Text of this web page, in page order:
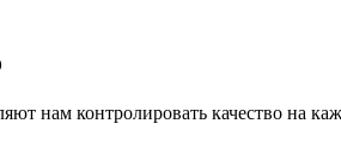
нам контролировать качество на